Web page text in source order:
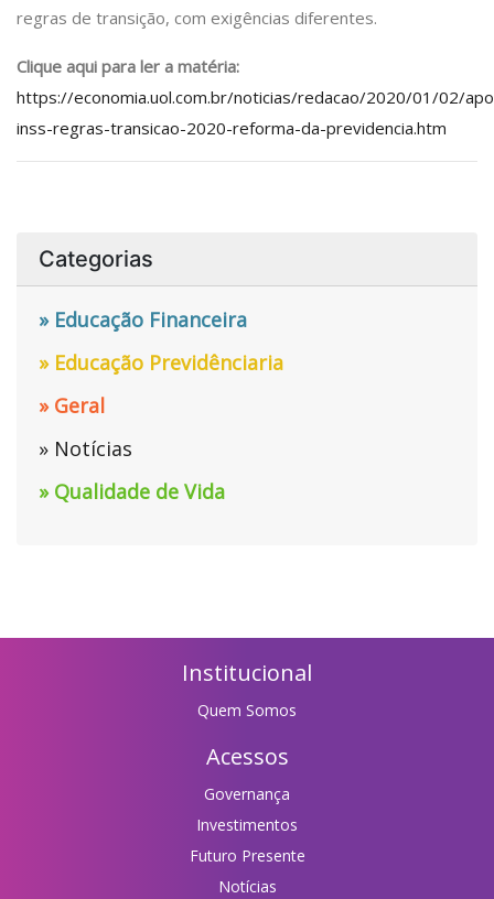
regras de transição, com exigências diferentes.
Clique aqui para ler a matéria:
https://economia.uol.com.br/noticias/redacao/2020/01/02/
inss-regras-transicao-2020-reforma-da-previdencia.htm
Categorias
» Educação Financeira
» Educação Previdênciaria
» Geral
» Notícias
» Qualidade de Vida
Institucional
Quem Somos
Acessos
Governança
Investimentos
Futuro Presente
Notícias